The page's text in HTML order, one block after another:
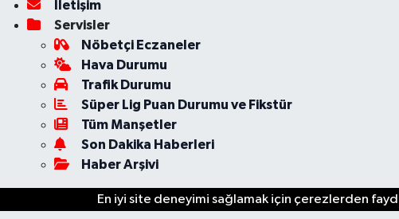
İletişim
Servisler
Nöbetçi Eczaneler
Hava Durumu
Trafik Durumu
Süper Lig Puan Durumu ve Fikstür
Tüm Manşetler
Son Dakika Haberleri
Haber Arşivi
En iyi site deneyimi sağlamak için çerezlerden